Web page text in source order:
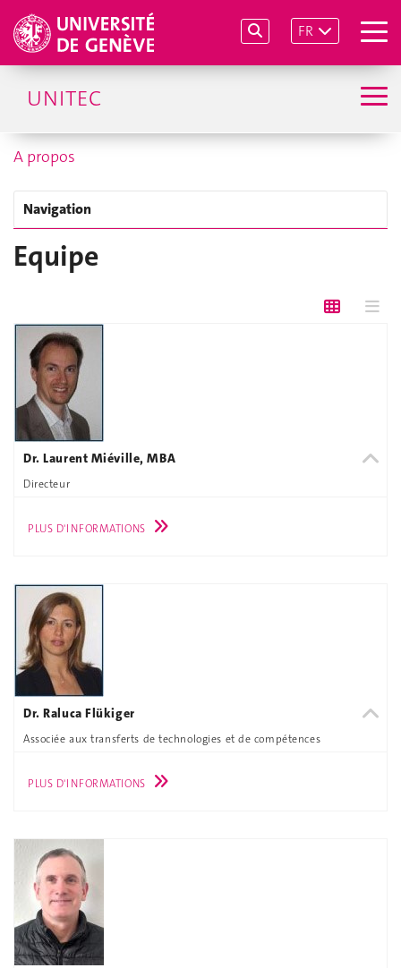
FR
UNITEC
A propos
Navigation
Equipe
Dr. Laurent Miéville, MBA
Directeur
PLUS D'INFORMATIONS
Dr. Raluca Flükiger
Associée aux transferts de technologies et de compétences
PLUS D'INFORMATIONS